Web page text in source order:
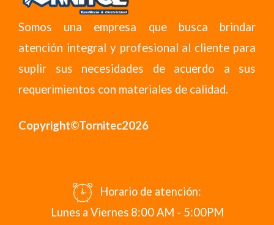
Somos una empresa que busca brindar
atención integral y profesional al cliente para
suplir sus necesidades de acuerdo a sus
requerimientos con materiales de calidad.
Copyright©Tornitec2026
Horario de atención:
Lunes a Viernes 8:00 AM - 5:00PM